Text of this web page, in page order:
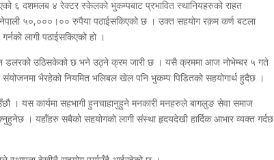
६ दशमलब ४ रेक्टर स्केलको भुकम्पबाट प्रभावित स्थानियहरुको राहत
५०,०००।०० रुपैया पठाईसकिएको छ । उक्त सहयोग रक़म कर्ण बटला
लागी पठाईसकिएको हो ।
डलरको उठिसकेको छ भने उठ्ने क्रम जारी छ । यसै क्रममा आज नोभेम्बर ५ गते
संयोजनमा भैरहेको नियमित भलिबल खेल पनि भुकम्प पिडितको सहयोगार्थ हुदैछ ।
। यस कार्यमा सहभागी हुनचाहानुहुने मनकारी मनहरुले बागलुङ सेवा समाज
। यहाँहरु सबैको सहयोगको लागी संस्था हृदयदेखी हार्दिक आभार व्यक्त गर्दछ